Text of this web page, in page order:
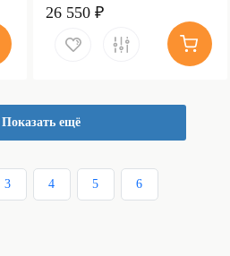
26 550 ₽
Показать ещё
3 4 5 6